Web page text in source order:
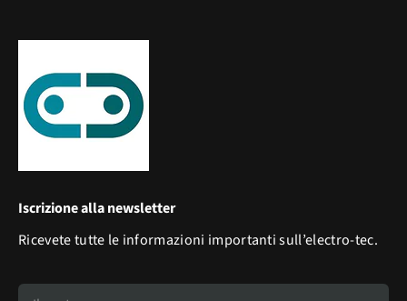
Iscrizione alla newsletter
Ricevete tutte le informazioni importanti sull’electro-tec.